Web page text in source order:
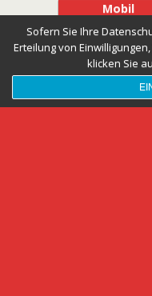
Mobil
Sofern Sie Ihre
Erteilung von
klicken Sie